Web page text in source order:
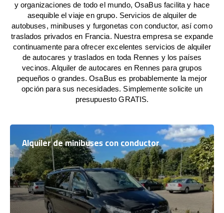
y organizaciones de todo el mundo, OsaBus facilita y hace
asequible el viaje en grupo. Servicios de alquiler de
autobuses, minibuses y furgonetas con conductor, así como
traslados privados en Francia. Nuestra empresa se expande
continuamente para ofrecer excelentes servicios de alquiler
de autocares y traslados en toda Rennes y los países
vecinos. Alquiler de autocares en Rennes para grupos
pequeños o grandes. OsaBus es probablemente la mejor
opción para sus necesidades. Simplemente solicite un
presupuesto GRATIS.
Alquiler de minibuses con conductor